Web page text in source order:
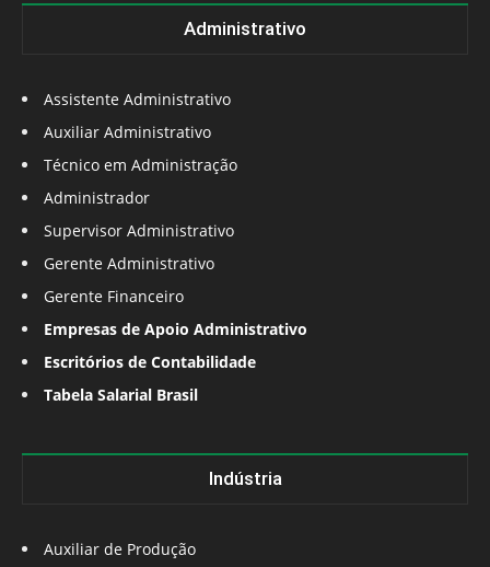
Administrativo
Assistente Administrativo
Auxiliar Administrativo
Técnico em Administração
Administrador
Supervisor Administrativo
Gerente Administrativo
Gerente Financeiro
Empresas de Apoio Administrativo
Escritórios de Contabilidade
Tabela Salarial Brasil
Indústria
Auxiliar de Produção